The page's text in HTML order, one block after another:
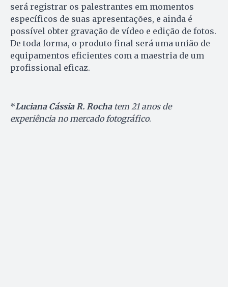
será registrar os palestrantes em momentos
específicos de suas apresentações, e ainda é
possível obter gravação de vídeo e edição de fotos.
De toda forma, o produto final será uma união de
equipamentos eficientes com a maestria de um
profissional eficaz.
*Luciana Cássia R. Rocha tem 21 anos de
experiência no mercado fotográfico.